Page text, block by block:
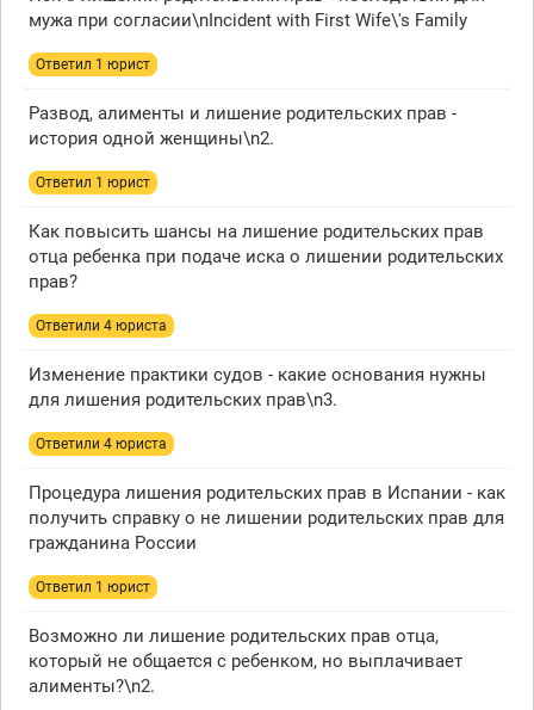
мужа при согласии\nIncident with First Wife\'s Family
Ответил 1 юрист
Развод, алименты и лишение родительских прав -
история одной женщины\n2.
Ответил 1 юрист
Как повысить шансы на лишение родительских прав
отца ребенка при подаче иска о лишении родительских
прав?
Ответили 4 юристa
Изменение практики судов - какие основания нужны
для лишения родительских прав\n3.
Ответили 4 юристa
Процедура лишения родительских прав в Испании - как
получить справку о не лишении родительских прав для
гражданина России
Ответил 1 юрист
Возможно ли лишение родительских прав отца,
который не общается с ребенком, но выплачивает
алименты?\n2.